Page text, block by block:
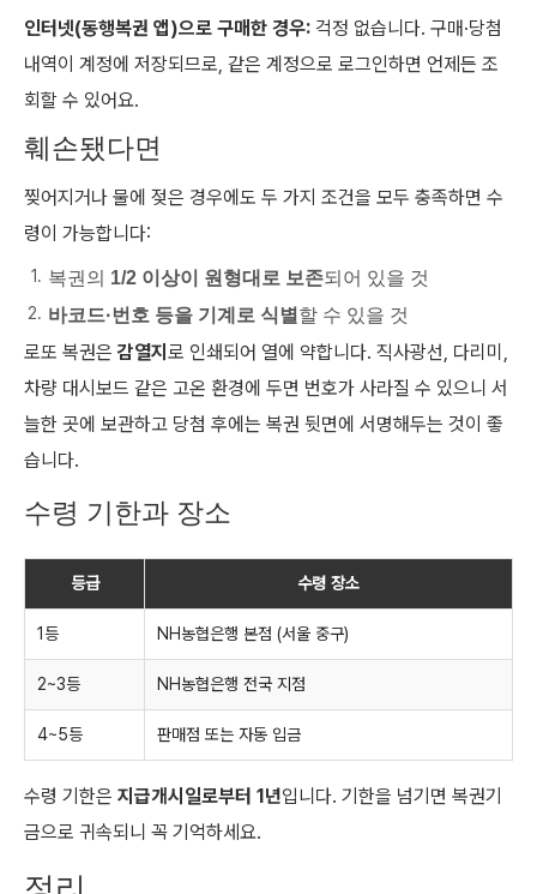
인터넷(동행복권 앱)으로 구매한 경우: 걱정 없습니다. 구매·당첨
내역이 계정에 저장되므로, 같은 계정으로 로그인하면 언제든 조
회할 수 있어요.
훼손됐다면
찢어지거나 물에 젖은 경우에도 두 가지 조건을 모두 충족하면 수
령이 가능합니다:
복권의 1/2 이상이 원형대로 보존되어 있을 것
바코드·번호 등을 기계로 식별 할 수 있을 것
로또 복권은 감열지 로 인쇄되어 열에 약합니다. 직사광선, 다리미,
차량 대시보드 같은 고온 환경에 두면 번호가 사라질 수 있으니 서
늘한 곳에 보관하고 당첨 후에는 복권 뒷면에 서명해두는 것이 좋
습니다.
수령 기한과 장소
등급 수령 장소
1등 NH농협은행 본점 (서울 중구)
2~3등 NH농협은행 전국 지점
4~5등 판매점 또는 자동 입금
수령 기한은 지급개시일로부터 1년입니다. 기한을 넘기면 복권기
금으로 귀속되니 꼭 기억하세요.